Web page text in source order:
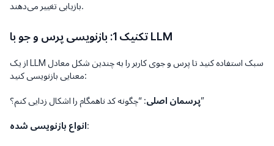
بازیابی تغییر می‌دهند.
تکنیک 1: بازنویسی پرس و جو با LLM
از یک LLM سبک استفاده کنید تا پرس و جوی کاربر را به چندین شکل معادل
معنایی بازنویسی کنید:
پرسمان اصلی: “چگونه کد ناهمگام را اشکال زدایی کنم؟”
انواع بازنویسی شده: